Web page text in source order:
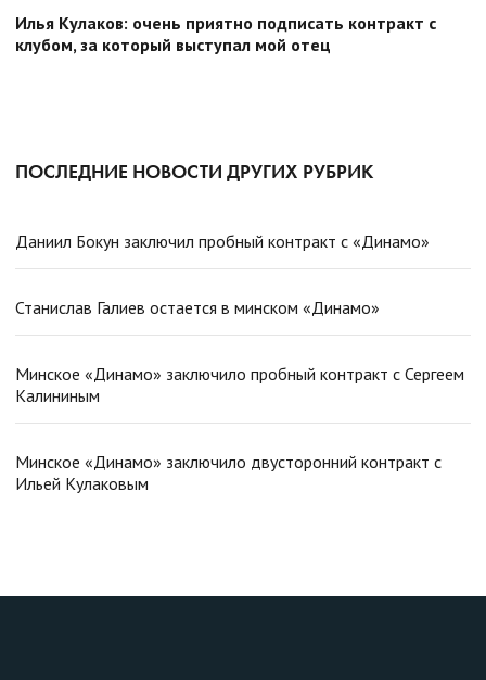
Илья Кулаков: очень приятно подписать контракт с
клубом, за который выступал мой отец
ПОСЛЕДНИЕ НОВОСТИ ДРУГИХ РУБРИК
Даниил Бокун заключил пробный контракт с «Динамо»
Станислав Галиев остается в минском «Динамо»
Минское «Динамо» заключило пробный контракт с Сергеем
Калининым
Минское «Динамо» заключило двусторонний контракт с
Ильей Кулаковым